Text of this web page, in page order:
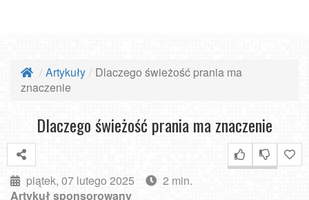
Artykuły
Dlaczego świeżość prania ma
znaczenie
Dlaczego świeżość prania ma znaczenie
piątek, 07 lutego 2025
2 min.
Artykuł sponsorowany